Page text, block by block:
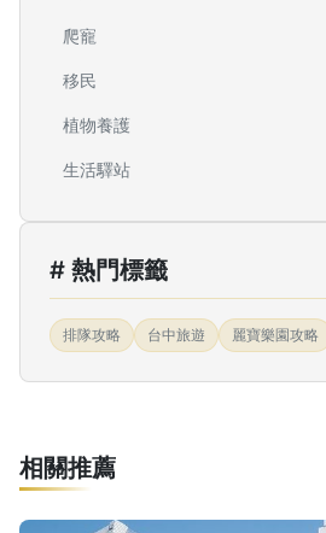
爬寵
移民
植物養護
生活驛站
# 熱門標籤
排隊攻略 台中旅遊 麗寶樂園攻略
相關推薦